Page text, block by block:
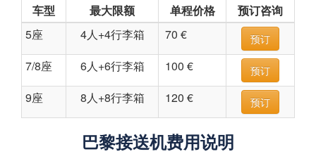
车型 最大限额 单程价格
预订咨询
5座
4人+4行李箱 70 € 预订
7/8座 6人+6行李箱 100 € 预订
9座 8人+8行李箱 120 € 预订
巴黎接送机费用说明